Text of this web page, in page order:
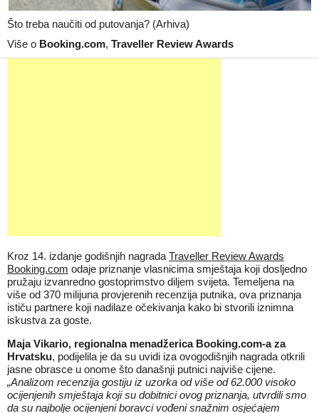
Što treba naučiti od putovanja? (Arhiva)
Više o Booking.com, Traveller Review Awards
Kroz 14. izdanje godišnjih nagrada Traveller Review Awards
Booking.com odaje priznanje vlasnicima smještaja koji dosljedno
pružaju izvanredno gostoprimstvo diljem svijeta. Temeljena na
više od 370 milijuna provjerenih recenzija putnika, ova priznanja
ističu partnere koji nadilaze očekivanja kako bi stvorili iznimna
iskustva za goste.
Maja Vikario, regionalna menadžerica Booking.com-a za
Hrvatsku, podijelila je da su uvidi iza ovogodišnjih nagrada otkrili
jasne obrasce u onome što današnji putnici najviše cijene.
„Analizom recenzija gostiju iz uzorka od više od 62.000 visoko
ocijenjenih smještaja koji su dobitnici ovog priznanja, utvrdili smo
da su najbolje ocijenjeni boravci vođeni snažnim osjećajem